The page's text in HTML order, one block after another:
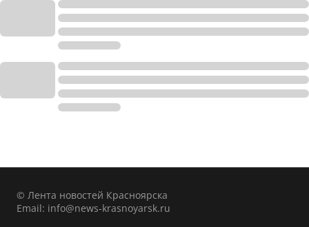
© Лента новостей Красноярска
Email: info@news-krasnoyarsk.ru